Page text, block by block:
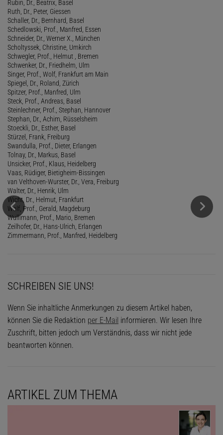
Rubin, Dr., Beatrix, Basel
Ruth, Dr., Peter, Giessen
Schaller, Dr., Bernhard, Basel
Schedlowski, Prof., Manfred, Essen
Schneider, Dr., Werner X., München
Scholtyssek, Christine, Umkirch
Schwegler, Prof., Helmut , Bremen
Schwenker, Dr., Friedhelm, Ulm
Singer, Prof., Wolf, Frankfurt am Main
Spiegel, Dr., Roland, Zürich
Spitzer, Prof., Manfred, Ulm
Steck, Prof., Andreas, Basel
Steinlechner, Prof., Stephan, Hannover
Stephan, Dr., Achim, Rüsselsheim
Stoeckli, Dr., Esther, Basel
Stürzel, Frank, Freiburg
Swandulla, Prof., Dieter, Erlangen
Tolnay, Dr., Markus, Basel
Unsicker, Prof., Klaus, Heidelberg
Vaas, Rüdiger, Bietigheim-Bissingen
van Velthoven-Wurster, Dr., Vera, Freiburg
Walter, Dr., Henrik, Ulm
Wicht, Dr., Helmut, Frankfurt
Wolf, Prof., Gerald, Magdeburg
Wullimann, Prof., Mario, Bremen
Zeilhofer, Dr., Hans-Ulrich, Erlangen
Zimmermann, Prof., Manfred, Heidelberg
SCHREIBEN SIE UNS!
Wenn Sie inhaltliche Anmerkungen zu diesem Artikel haben,
können Sie die Redaktion per E-Mail informieren. Wir lesen Ihre
Zuschrift, bitten jedoch um Verständnis, dass wir nicht jede
beantworten können.
ARTIKEL ZUM THEMA